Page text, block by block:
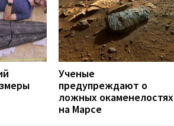
Ученые
предупреждают о
ложных окаменелостях
на Марсе